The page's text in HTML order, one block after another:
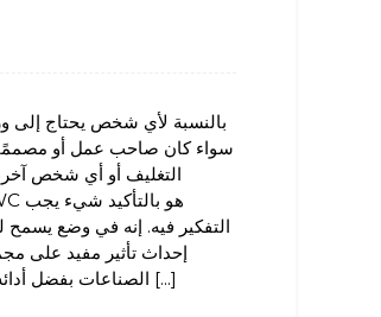
بالنسبة لأي شخص يحتاج إلى
سواء كان صاحب عمل أو
التغليف أو أي شخص
التفكير فيه. إنه في وضع يسمح
إحداث تأثير مفيد على
الصناعات بفضل أدائه الذي لا مثيل له [...]